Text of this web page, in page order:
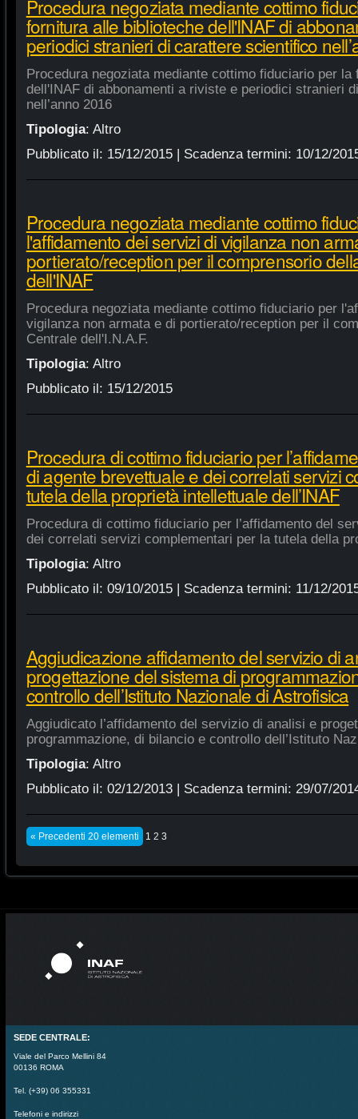
Procedura negoziata mediante cottimo
fornitura alle biblioteche dell'INAF di
periodici stranieri di carattere scientifico
Procedura negoziata mediante cottimo fiduciario per la
dell'INAF di abbonamenti a riviste e periodici stranieri
nell’anno 2016
Tipologia: Altro
Pubblicato il: 15/12/2015| Scadenza termini: 10/12/
Procedura negoziata mediante cottimo
l'affidamento dei servizi di vigilanza non
portierato/reception per il comprensorio
dell'INAF
Procedura negoziata mediante cottimo fiduciario per
vigilanza non armata e di portierato/reception per il
Centrale dell'I.N.A.F.
Tipologia: Altro
Pubblicato il: 15/12/2015
Procedura di cottimo fiduciario per
di agente brevettuale e dei correlati servizi
tutela della proprietà intellettuale dell’INAF
Procedura di cottimo fiduciario per l’affidamento del
dei correlati servizi complementari per la tutela della
Tipologia: Altro
Pubblicato il: 09/10/2015| Scadenza termini: 11/12/
Aggiudicazione affidamento del servizio di
progettazione del sistema di
controllo dell’Istituto Nazionale di Astrofisica
Aggiudicato l’affidamento del servizio di analisi e
programmazione, di bilancio e controllo dell’Istituto
Tipologia: Altro
Pubblicato il: 02/12/2013| Scadenza termini: 29/07/
« Precedenti 20 elementi 1 2 3
SEDE CENTRALE:
Viale del Parco Mellini 84
00136 ROMA
Tel. (+39) 06 355331
Telefoni e indirizzi